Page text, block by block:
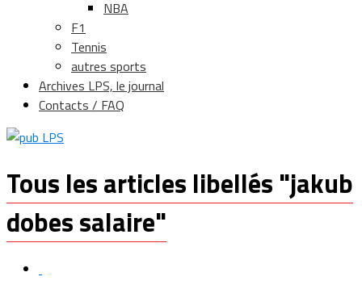
NBA
F1
Tennis
autres sports
Archives LPS, le journal
Contacts / FAQ
Tous les articles libellés "jakub
dobes salaire"